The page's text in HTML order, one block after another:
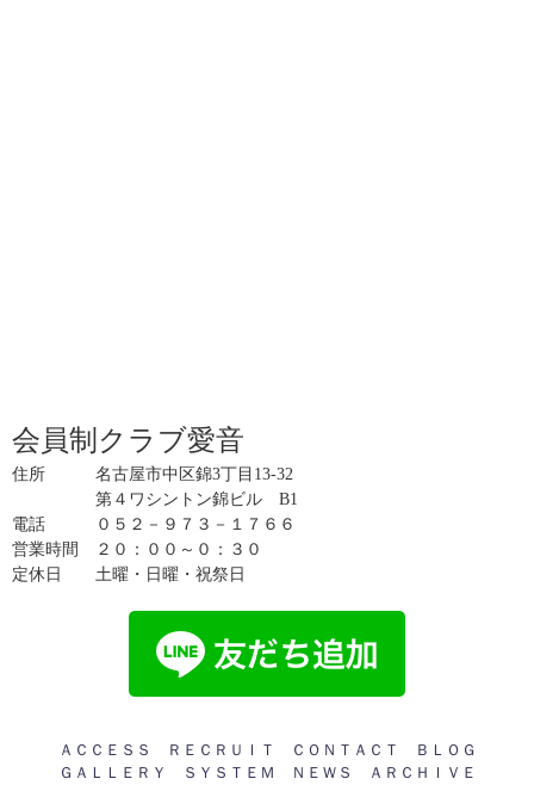
会員制クラブ愛音
住所 名古屋市中区錦3丁目13-32
第４ワシントン錦ビル B1
電話 ０５２－９７３－１７６６
営業時間 ２０：００～０：３０
定休日 土曜・日曜・祝祭日
ＡＣＣＥＳＳ ＲＥＣＲＵＩＴ ＣＯＮＴＡＣＴ
ＢＬＯＧ
ＧＡＬＬＥＲＹ
ＳＹＳＴＥＭ ＮＥＷＳ ＡＲＣＨＩＶＥ